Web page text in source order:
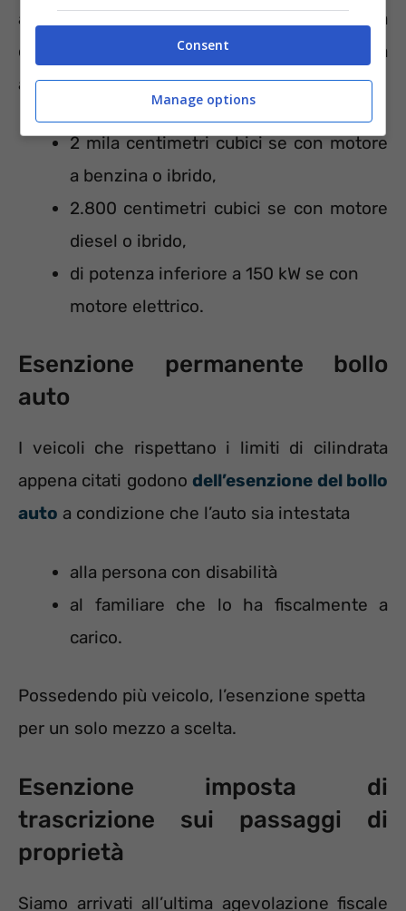
acquisti effettuati dal disabile o dalla persona
che lo ha a carico. Inoltre, il mezzo dovrà
avere necessariamenteuna cilindrata fino a
2 mila centimetri cubici se con motore
a benzina o ibrido,
2.800 centimetri cubici se con motore
diesel o ibrido,
di potenza inferiore a 150 kW se con
motore elettrico.
Esenzione permanente bollo
auto
I veicoli che rispettano i limiti di cilindrata
appena citati godono dell’esenzione del bollo
auto a condizione che l’auto sia intestata
alla persona con disabilità
al familiare che lo ha fiscalmente a
carico.
Possedendo più veicolo, l’esenzione spetta
per un solo mezzo a scelta.
Esenzione imposta di
trascrizione sui passaggi di
proprietà
Siamo arrivati all’ultima agevolazione fiscale
Consent
Manage options